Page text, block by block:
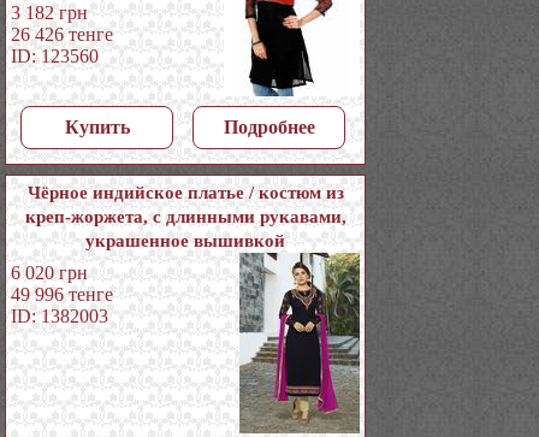
3 182 грн
26 426 тенге
ID: 123560
Купить Подробнее
Чёрное индийское платье / костюм из
креп-жоржета, с длинными рукавами,
украшенное вышивкой
6 020 грн
49 996 тенге
ID: 1382003